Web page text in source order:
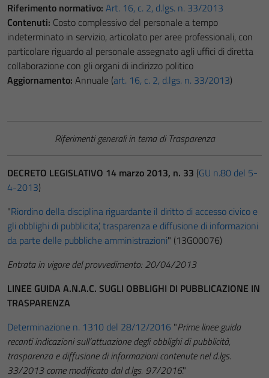
Riferimento normativo: Art. 16, c. 2, d.lgs. n. 33/2013
Contenuti: Costo complessivo del personale a tempo
indeterminato in servizio, articolato per aree professionali, con
particolare riguardo al personale assegnato agli uffici di diretta
collaborazione con gli organi di indirizzo politico
Aggiornamento: Annuale (art. 16, c. 2, d.lgs. n. 33/2013)
Riferimenti generali in tema di Trasparenza
DECRETO LEGISLATIVO 14 marzo 2013, n. 33 (GU n.80 del 5-
4-2013)
"Riordino della disciplina riguardante il diritto di accesso civico e
gli obblighi di pubblicita’, trasparenza e diffusione di informazioni
da parte delle pubbliche amministrazioni" (13G00076)
Entrata in vigore del provvedimento: 20/04/2013
LINEE GUIDA A.N.A.C. SUGLI OBBLIGHI DI PUBBLICAZIONE IN
TRASPARENZA
Determinazione n. 1310 del 28/12/2016 "Prime linee guida
recanti indicazioni sull’attuazione degli obblighi di pubblicità,
trasparenza e diffusione di informazioni contenute nel d.lgs.
33/2013 come modificato dal d.lgs. 97/2016."